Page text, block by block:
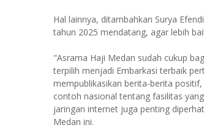
Hal lainnya, ditambahkan Surya
tahun 2025 mendatang, agar lebih
"Asrama Haji Medan sudah cukup
terpilih menjadi Embarkasi terbaik
mempublikasikan berita-berita
contoh nasional tentang fasilitas
jaringan internet juga penting
Medan ini.